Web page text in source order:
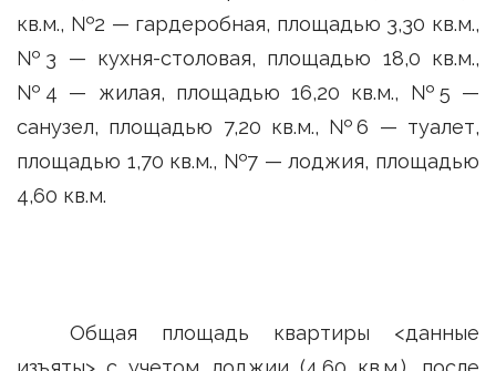
кв.м., №2 — гардеробная, площадью 3,30 кв.м.,
№3 — кухня-столовая, площадью 18,0 кв.м.,
№4 — жилая, площадью 16,20 кв.м., №5 —
санузел, площадью 7,20 кв.м., №6 — туалет,
площадью 1,70 кв.м., №7 — лоджия, площадью
4,60 кв.м.
Общая площадь квартиры <данные